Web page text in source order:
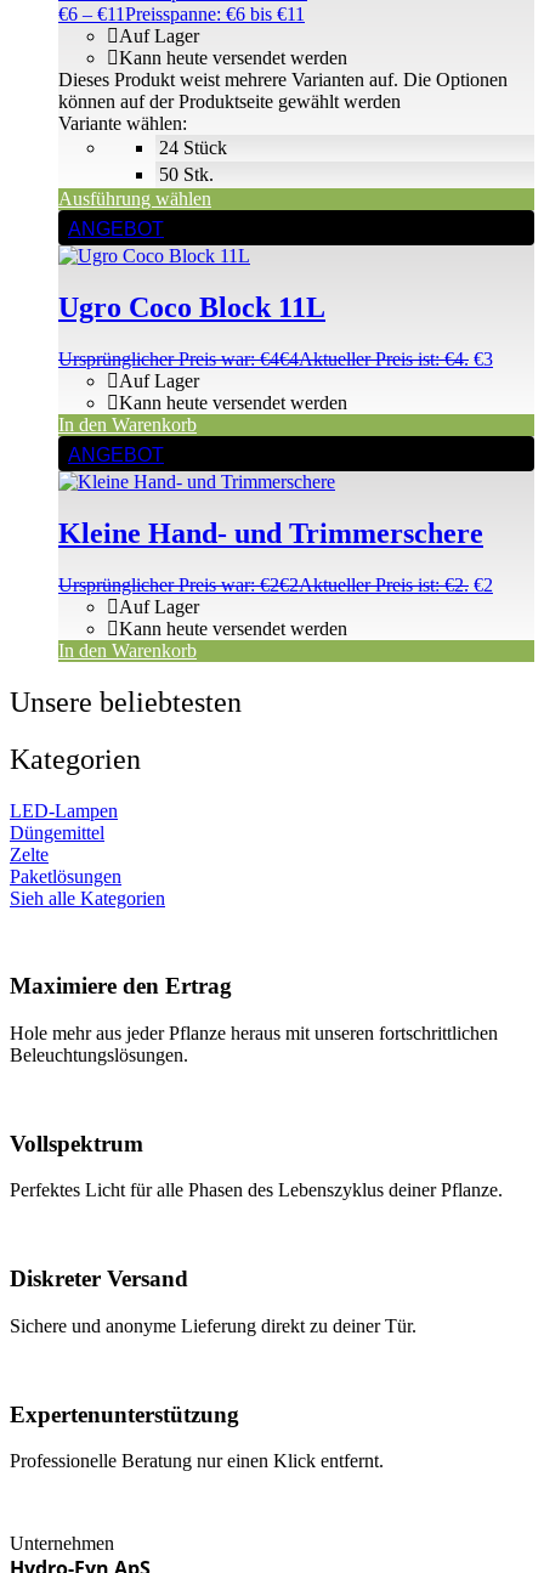
€6 – €11Preisspanne: €6 bis €11
24 Stück
50 Stk.
Auf Lager
Kann heute versendet werden
Variante wählen:
Ausführung wählen
Dieses Produkt weist mehrere Varianten auf. Die Optionen
können auf der Produktseite gewählt werden
ANGEBOT
Ugro Coco Block 11L
Ursprünglicher Preis war: €4€4Aktueller Preis ist: €4. €3
Auf Lager
Kann heute versendet werden
In den Warenkorb
ANGEBOT
Kleine Hand- und Trimmerschere
Ursprünglicher Preis war: €2€2Aktueller Preis ist: €2. €2
Auf Lager
Kann heute versendet werden
In den Warenkorb
Unsere beliebtesten
Kategorien
LED-Lampen
Düngemittel
Zelte
Paketlösungen
Sieh alle Kategorien
Maximiere den Ertrag
Hole mehr aus jeder Pflanze heraus mit unseren fortschrittlichen
Beleuchtungslösungen.
Vollspektrum
Perfektes Licht für alle Phasen des Lebenszyklus deiner Pflanze.
Diskreter Versand
Sichere und anonyme Lieferung direkt zu deiner Tür.
Expertenunterstützung
Professionelle Beratung nur einen Klick entfernt.
Unternehmen